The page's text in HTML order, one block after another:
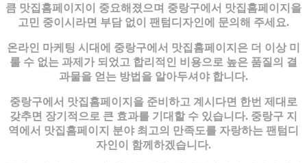
큼 맛집홈페이지이 중요해졌으며 중랑구에서 맛집홈페이지을
고민 중이시라면 부담 없이 팬텀디자인에 문의해 주세요.
온라인 마케팅 시대에 중랑구에서 맛집홈페이지은 더 이상 미
룰 수 없는 과제가 되었고 합리적인 비용으로 높은 품질의 결
과물을 얻는 방법을 알아두셔야 합니다.
중랑구에서 맛집홈페이지을 준비하고 계시다면 한번 제대로
갖추면 장기적으로 큰 효과를 기대할 수 있습니다. 중랑구 지
역에서 맛집홈페이지 분야 최고의 만족도를 자랑하는 팬텀디
자인이 함께하겠습니다.